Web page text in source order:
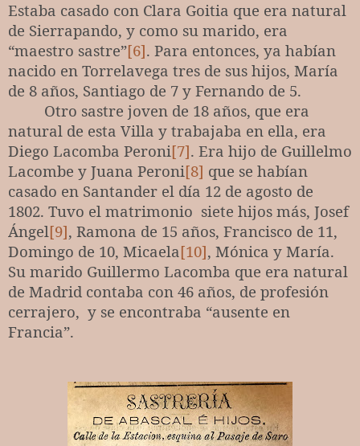
Estaba casado con Clara Goitia que era natural
de Sierrapando, y como su marido, era
“maestro sastre”[6]. Para entonces, ya habían
nacido en Torrelavega tres de sus hijos, María
de 8 años, Santiago de 7 y Fernando de 5.
Otro sastre joven de 18 años, que era
natural de esta Villa y trabajaba en ella, era
Diego Lacomba Peroni[7]. Era hijo de Guillelmo
Lacombe y Juana Peroni[8] que se habían
casado en Santander el día 12 de agosto de
1802. Tuvo el matrimonio siete hijos más, Josef
Ángel[9], Ramona de 15 años, Francisco de 11,
Domingo de 10, Micaela[10], Mónica y María.
Su marido Guillermo Lacomba que era natural
de Madrid contaba con 46 años, de profesión
cerrajero, y se encontraba “ausente en
Francia”.